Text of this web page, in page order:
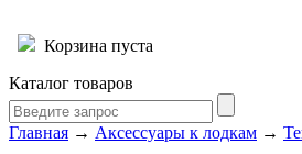
Корзина пуста
Каталог товаров
Главная → Аксессуары к лодкам →